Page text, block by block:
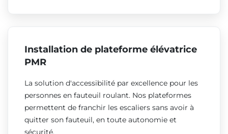
Installation de plateforme élévatrice
PMR
La solution d'accessibilité par excellence pour les
personnes en fauteuil roulant. Nos plateformes
permettent de franchir les escaliers sans avoir à
quitter son fauteuil, en toute autonomie et
sécurité.